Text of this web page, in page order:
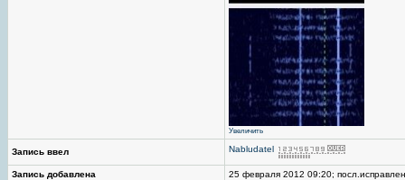
Увеличить
Запись ввел Nabludatel
Запись добавлена 25 февраля 2012 09:20;